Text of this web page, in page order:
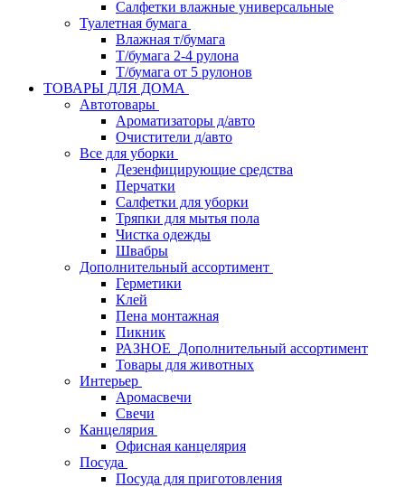
Салфетки влажные универсальные
Туалетная бумага
Влажная т/бумага
Т/бумага 2-4 рулона
Т/бумага от 5 рулонов
ТОВАРЫ ДЛЯ ДОМА
Автотовары
Ароматизаторы д/авто
Очистители д/авто
Все для уборки
Дезенфицирующие средства
Перчатки
Салфетки для уборки
Тряпки для мытья пола
Чистка одежды
Швабры
Дополнительный ассортимент
Герметики
Клей
Пена монтажная
Пикник
РАЗНОЕ_Дополнительный ассортимент
Товары для животных
Интерьер
Аромасвечи
Свечи
Канцелярия
Офисная канцелярия
Посуда
Посуда для приготовления